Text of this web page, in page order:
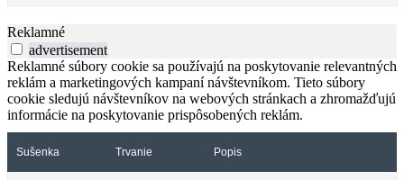
Reklamné
advertisement
Reklamné súbory cookie sa používajú na poskytovanie relevantných
reklám a marketingových kampaní návštevníkom. Tieto súbory
cookie sledujú návštevníkov na webových stránkach a zhromažďujú
informácie na poskytovanie prispôsobených reklám.
Sušenka Trvanie Popis